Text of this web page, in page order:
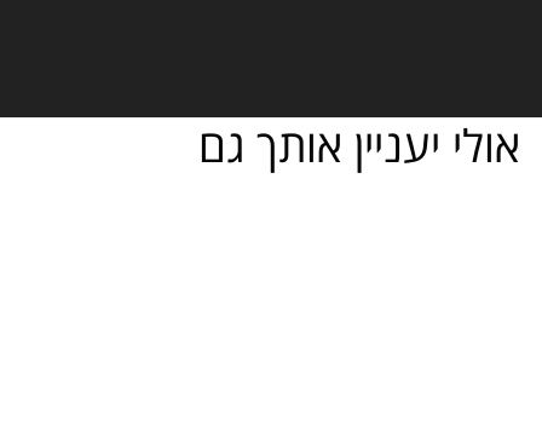
אולי יעניין אותך גם